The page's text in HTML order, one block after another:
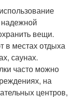
надежной
вещи.
в местах отдыха
саунах.
часто можно
на
центров,